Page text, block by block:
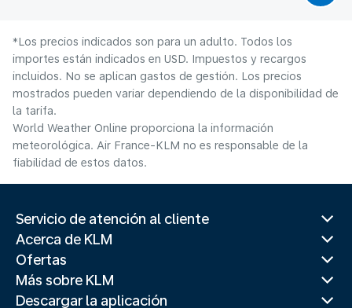
*Los precios indicados son para un adulto. Todos los
importes están indicados en USD. Impuestos y recargos
incluidos. No se aplican gastos de gestión. Los precios
mostrados pueden variar dependiendo de la disponibilidad de
la tarifa.
World Weather Online proporciona la información
meteorológica. Air France-KLM no es responsable de la
fiabilidad de estos datos.
Servicio de atención al cliente
Acerca de KLM
Ofertas
Más sobre KLM
Descargar la aplicación